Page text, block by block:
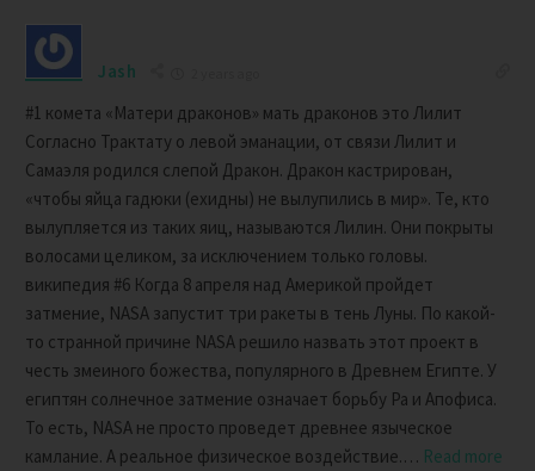
Jash
#1 комета «Матери драконов» мать драконов это Лилит
Согласно Трактату о левой эманации, от связи Лилит и
Самаэля родился слепой Дракон. Дракон кастрирован,
«чтобы яйца гадюки (ехидны) не вылупились в мир». Те, кто
вылупляется из таких яиц, называются Лилин. Они покрыты
волосами целиком, за исключением только головы.
википедия #6 Когда 8 апреля над Америкой пройдет
затмение, NASA запустит три ракеты в тень Луны. По какой-
то странной причине NASA решило назвать этот проект в
честь змеиного божества, популярного в Древнем Египте. У
египтян солнечное затмение означает борьбу Ра и Апофиса.
То есть, NASA не просто проведет древнее языческое
камлание. А реальное физическое воздействие.… Read more